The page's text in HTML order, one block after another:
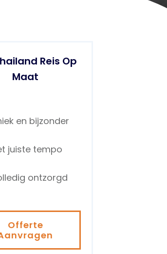
Reis Op
Maat
en bijzonder
juiste tempo
ontzorgd
Offerte